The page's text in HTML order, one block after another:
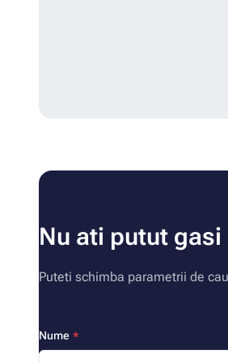
Nu ati putut
Puteti schimba parametrii de
Nume *